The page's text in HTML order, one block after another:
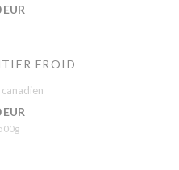
EUR
FROID